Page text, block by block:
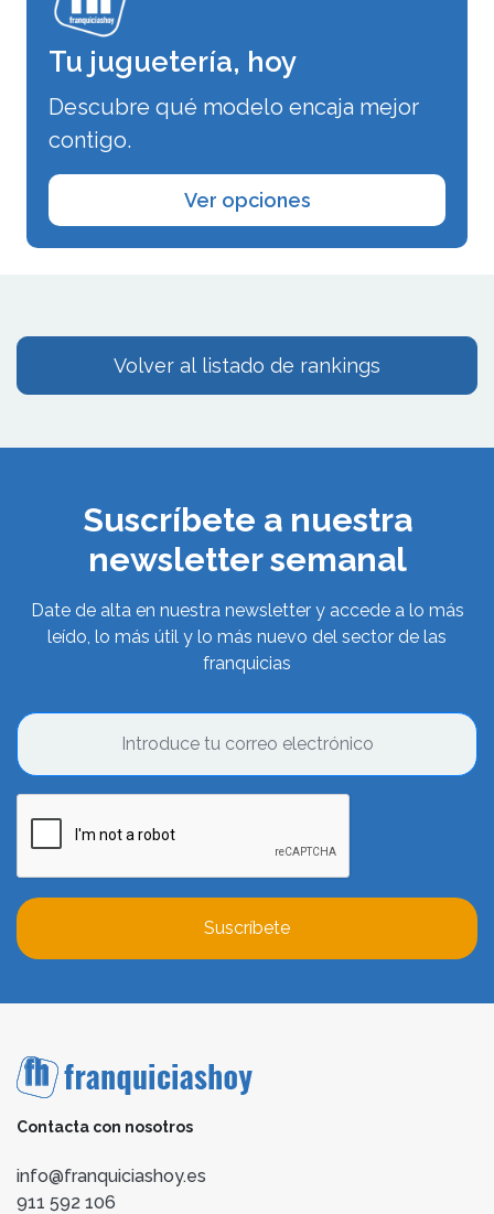
Tu juguetería, hoy
Descubre qué modelo encaja mejor
contigo.
Ver opciones
Volver al listado de rankings
Suscríbete a nuestra
newsletter semanal
Date de alta en nuestra newsletter y accede a lo más
leído, lo más útil y lo más nuevo del sector de las
franquicias
Suscríbete
Contacta con nosotros
info@franquiciashoy.es
911 592 106